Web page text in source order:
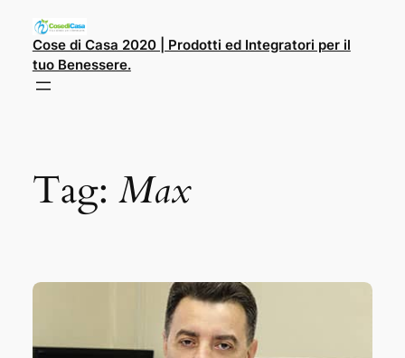
Cose di Casa 2020 | Prodotti ed Integratori per il
tuo Benessere.
Tag: Max